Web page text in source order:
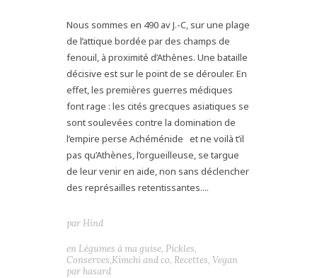
Nous sommes en 490 av J.-C, sur une plage
de l’attique bordée par des champs de
fenouil, à proximité d’Athènes. Une bataille
décisive est sur le point de se dérouler. En
effet, les premières guerres médiques
font rage : les cités grecques asiatiques se
sont soulevées contre la domination de
l’empire perse Achéménide et ne voilà t’il
pas qu’Athènes, l’orgueilleuse, se targue
de leur venir en aide, non sans déclencher
des représailles retentissantes....
par Hind
en Légumes à ma guise, Pickles,
Conserves,Kimchi and co, Recettes, Vegan
par hasard